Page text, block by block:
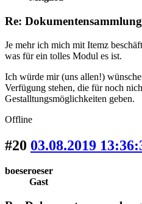
Re:
Je mehr ich mich mit Itemz
was für ein tolles Modul es ist.
Ich würde mir (uns allen!)
Verfügung stehen, die für noch
Gestalltungsmöglichkeiten geben.
Offline
#20 03.08.2019
boeseroeser
Gast